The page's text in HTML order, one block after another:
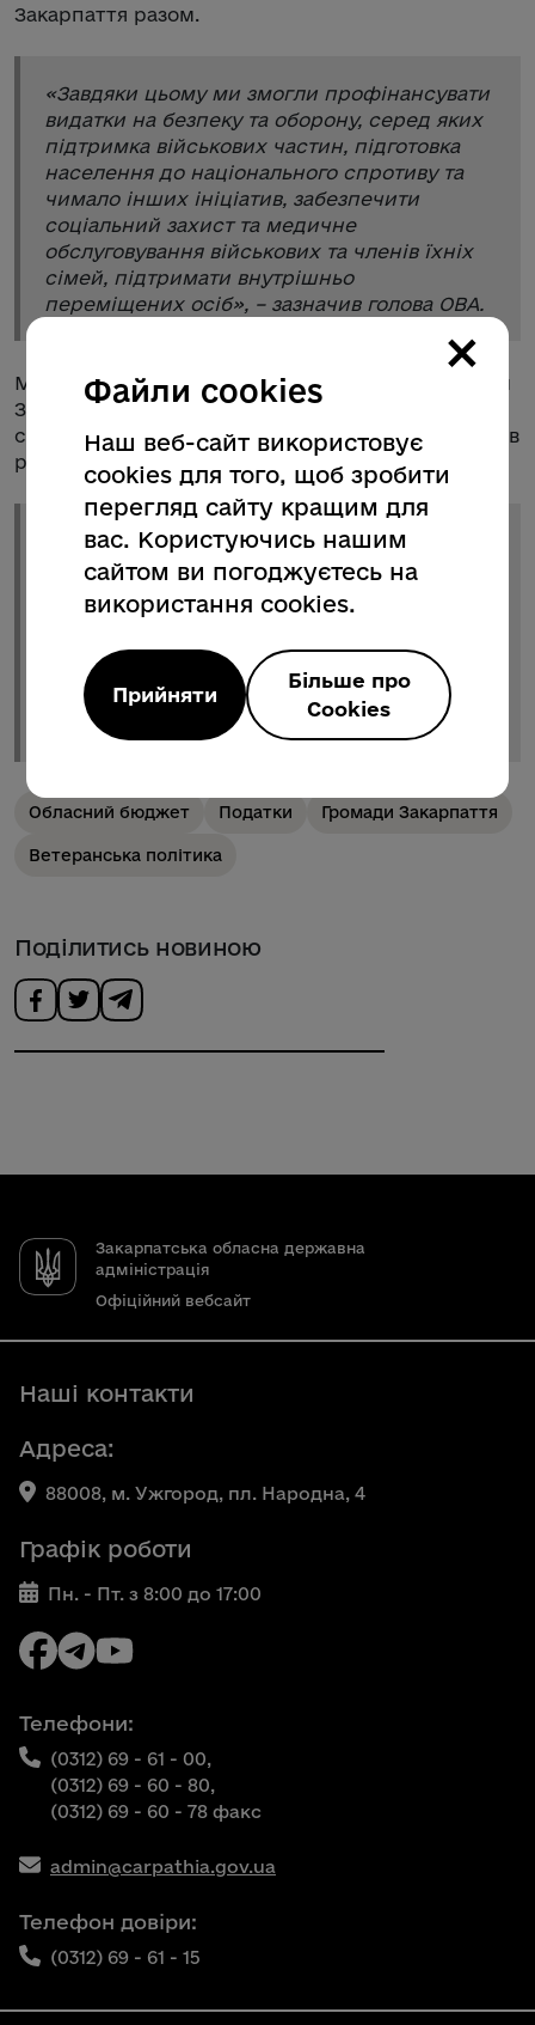
Закарпаття разом.
«Завдяки цьому ми змогли профінансувати
видатки на безпеку та оборону, серед яких
підтримка військових частин, підготовка
населення до національного спротиву та
чимало інших ініціатив, забезпечити
соціальний захист та медичне
обслуговування військових та членів їхніх
сімей, підтримати внутрішньо
переміщених осіб», – зазначив голова ОВА.
Мирослав Білецький подякував усім мешканцям
Закарпаття, представникам бізнесу за роботу,
сумлінну сплату податків і наповнення бюджетів
різних рівнів.
Працюючи прозоро, ми робимо внесок у
підтримку війська та наближення
перемоги. Наша область була і залишається
надійним тилом, де надають прихисток
тим, хто потребує, де дбають про
захисників і захисниць, ветеранів і їхні
сім’ї. Так буде і надалі
», – резюмував
очільник Закарпаття.
Обласний бюджет Податки Громади Закарпаття
Ветеранська політика
Поділитись новиною
Закарпатська обласна державна
адміністрація
Офіційний вебсайт
Наші контакти
Адреса:
88008, м. Ужгород, пл. Народна, 4
Графік роботи
Пн. - Пт. з 8:00 до 17:00
Телефони:
(0312) 69 - 61 - 00,
(0312) 69 - 60 - 80,
(0312) 69 - 60 - 78 факс
admin@carpathia.gov.ua
Телефон довіри:
(0312) 69 - 61 - 15
×
Файли cookies
Наш веб-сайт використовує
cookies для того, щоб зробити
перегляд сайту кращим для
вас. Користуючись нашим
сайтом ви погоджуєтесь на
використання cookies.
Прийняти
Більше про
Cookies